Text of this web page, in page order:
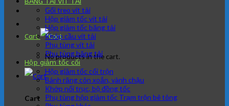
Cart
No products in the cart.
Cart
Gối treo vít tải
Hộp giảm tốc vít tải
Hộp giảm tốc băng tải
Khớp cầu vít tải
Phụ tùng vít tải
Phụ tùng băng tải
Hộp giảm tốc cối
Hộp giảm tốc cối trộn
Bánh răng côn xoắn, vành chậu
Khớp nối trục, bộ đồng tốc
Phụ tùng hộp giảm tốc Trạm trộn bê tông